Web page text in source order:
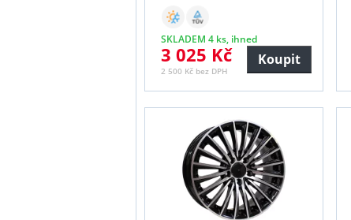
SKLADEM 4 ks, ihned
3 025 Kč
2 500 Kč bez DPH
Koupit